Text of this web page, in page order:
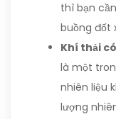
thì bạn
buồng đốt
Khí thải
là một
nhiên liệu
lượng